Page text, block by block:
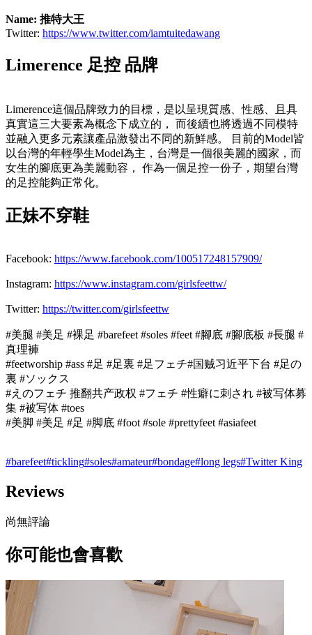
Name: 推特大王
Twitter: https://www.twitter.com/iamtuitedawang
Limerence 足控 品牌
Limerence這個品牌致力的目標，是以呈現質感、性感、且具
真實這三大要素為概念下成立的， 而後續也將透過不同模特
並融入更多元素讓產品激發出不同的新鮮感。 目前的Model皆
以台灣的年輕學生Model為主，台灣是一個很美麗的國家，而
女生的腳底更為美麗動容， 作為一個足控一份子，期望台灣
的足控能夠正常化。
正妹不穿鞋
Facebook: https://www.facebook.com/100517248157909/
Instagram: https://www.instagram.com/girlsfeettw/
Twitter: https://twitter.com/girlsfeettw
#美腿 #美足 #裸足 #barefeet #soles #feet #腳底 #腳底板 #長腿 #
真理褲
#feetworship #ass #足 #足裏 #足フェチ#国贼习近平下台 #足の
裏 #ソックス
#えのフェチ 推翻共产政权 #フェチ #性癖に刺され #被写体募
集 #被写体 #toes
#美脚 #美足 #足 #脚底 #foot #sole #prettyfeet #asiafeet
#barefeet#tickling#soles#amateur#bondage#long legs#Twitter King
Reviews
尚無評論
你可能也會喜歡